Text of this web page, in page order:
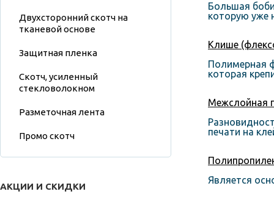
Двухсторонний скотч на
тканевой основе
Защитная пленка
Скотч, усиленный
стекловолокном
Разметочная лента
Промо скотч
АКЦИИ И СКИДКИ
Большая
которую уже
Клише
Полимерная
которая
Межслойная
печати на
Является